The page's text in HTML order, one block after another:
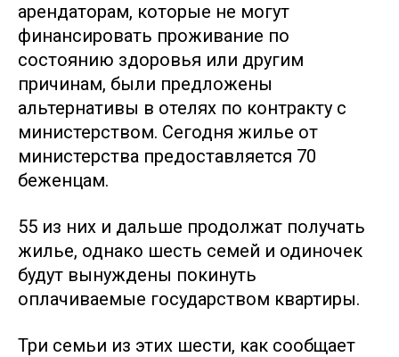
арендаторам, которые не могут
финансировать проживание по
состоянию здоровья или другим
причинам, были предложены
альтернативы в отелях по контракту с
министерством. Сегодня жилье от
министерства предоставляется 70
беженцам.
55 из них и дальше продолжат получать
жилье, однако шесть семей и одиночек
будут вынуждены покинуть
оплачиваемые государством квартиры.
Три семьи из этих шести, как сообщает